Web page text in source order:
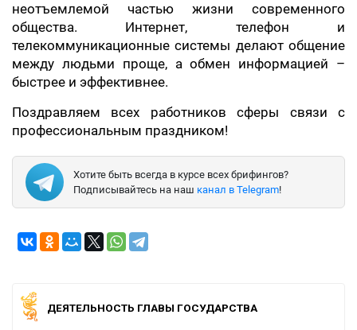
неотъемлемой частью жизни современного
общества. Интернет, телефон и
телекоммуникационные системы делают общение
между людьми проще, а обмен информацией –
быстрее и эффективнее.
Поздравляем всех работников сферы связи с
профессиональным праздником!
Хотите быть всегда в курсе всех брифингов?
Подписывайтесь на наш канал в Telegram!
ДЕЯТЕЛЬНОСТЬ ГЛАВЫ ГОСУДАРСТВА